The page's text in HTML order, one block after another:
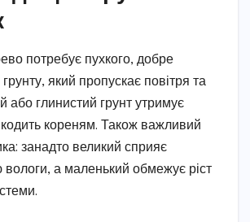
потребує пухкого, добре
який пропускає повітря та
або глинистий грунт утримує
кореням. Також важливий
занадто великий сприяє
а маленький обмежує ріст